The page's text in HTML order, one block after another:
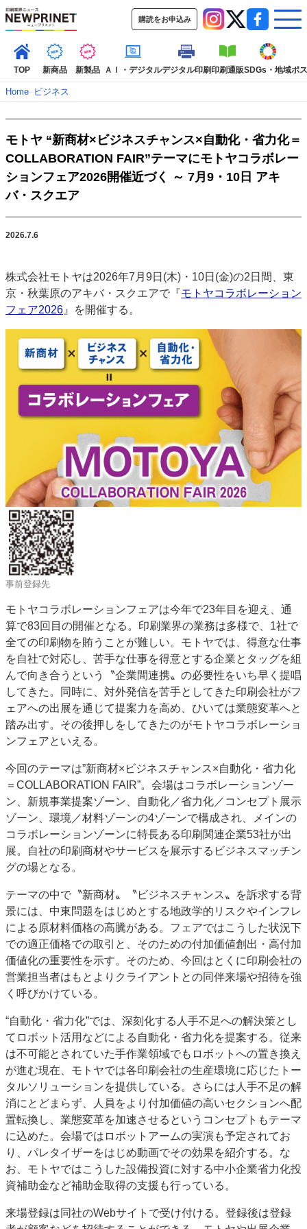
購読をお申込み
TOP 新商品 新製品 ＡＩ・デジタルデジタル印刷印刷通販SDGs・地域ポ
動画コンテンツ
インタビュー
コレクション
カテゴリー一覧
新商品 新製品 ＡＩ・デジタル デジタル印刷
印刷通販
SDGs・地域
特集記事カテゴリー一覧
2022 見える化・MIS特集
JAPAN PACK 2023 特集
中古印刷機・製本機特集
2022 検査・校正特集
特集・デジタル印刷 ～ 新成長軌道を描く
案内
発刊案内
JFPI印刷用語集 印刷機材年鑑
会社案内
購読・購入申し込み
サイトポリシー
お問い合わせ
Home–ビジネス
モトヤ “新商材×ビジネスチャンス×自動化・省力化＝
COLLABORATION FAIR”テーマにモトヤコラボレー
ションフェア2026開催近づく ～ 7月9・10日 アキ
バ・スクエア
2026.7.6
株式会社モトヤは2026年7月9日(木)・10日(金)の2日間、東
京・秋葉原のアキバ・スクエアで『モトヤコラボレーション
フェア2026 』を開催する。
事前登録先
モトヤコラボレーションフェアは今年で23年目を迎え、通
算で83回目の開催となる。印刷業界の業務は多様で、1社で
全ての印刷物を賄うことが難しい。モトヤでは、得意な仕事
を自社で対応し、苦手な仕事を得意とする企業とタッグを組
んで向き合うという〝企業間連携〟の必要性をいち早く提唱
してきた。同時に、対外発信を苦手としてきた印刷会社がフ
ェアへの出展を通じて提案力を高め、ひいては業態変革へと
踏み出す。その後押しをしてきたのがモトヤコラボレーショ
ンフェアといえる。
今回のテーマは”新商材×ビジネスチャンス×自動化・省力化
＝COLLABORATION FAIR”。会場はコラボレーションゾー
ン、新規事業提案ゾーン、自動化／省力化／コンセプト展示
ゾーン、環境／材料ゾーンの4ゾーンで構成され、メインの
コラボレーションゾーンに特長ある印刷関連企業53社が出
展。自社の印刷商材やサービスを展示するビジネスマッチン
グの場となる。
テーマの中で〝新商材〟〝ビジネスチャンス〟を訴求する背
景には、中東問題をはじめとする地政学的リスクやインフレ
による原材料価格の高騰がある。フェアではこうした状況下
での適正価格での取引と、そのための付加価値創出・高付加
価値化の重要性を示す。そのため、今回はとくに印刷会社の
営業担当者はもとよりクライアントとの同伴来場や招待を強
く呼びかけている。
“自動化・省力化”では、深刻化する人手不足への解決策とし
てロボット活用などによる自動化・省力化を提案する。従来
は不可能とされていた手作業領域でもロボットへの置き換え
が進む現在、モトヤでは各印刷会社の生産環境に応じたトー
タルソリューションを提供している。さらには人手不足の解
消にとどまらず、人員をより付加価値の高いセクションへ配
置転換し、業態変革を加速させるというコンセプトもテーマ
に込めた。会場ではロボットアームの実演も予定されてお
り、パレタイザーをはじめ動画でその効果を紹介する。な
お、モトヤではこうした設備投資に対する中小企業省力化投
資補助金など補助金取得の支援も行っている。
来場登録は同社のWebサイトで受け付ける。登録後は登録